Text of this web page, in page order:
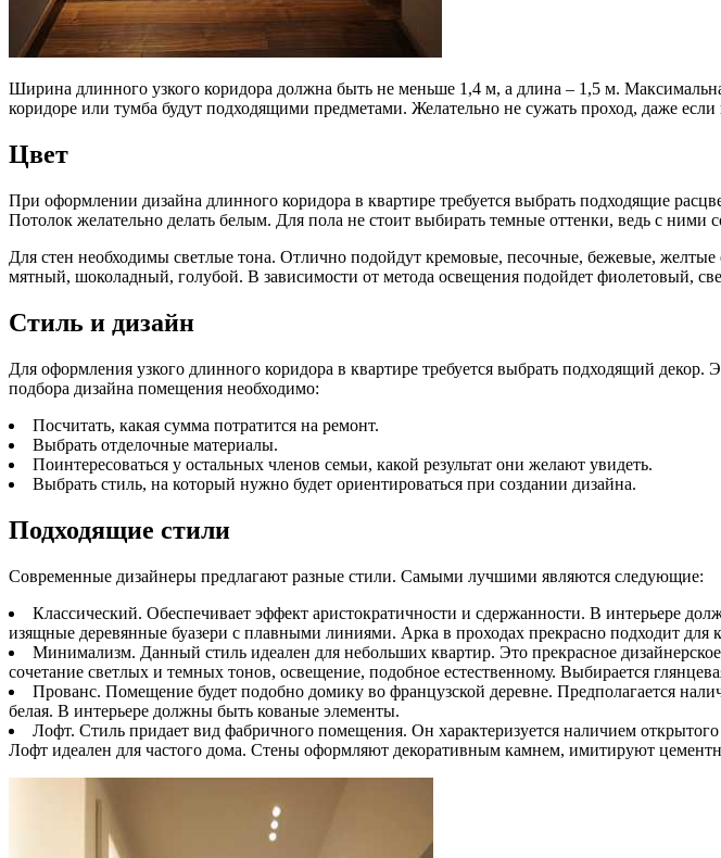
Ширина длинного узкого коридора должна быть не меньше 1,4 м, а длина – 1,5 м.
коридоре или тумба будут подходящими предметами. Желательно не сужать проход, даже если
Цвет
При оформлении дизайна длинного коридора в квартире требуется выбрать подходящие
Потолок желательно делать белым. Для пола не стоит выбирать темные оттенки, ведь с ними
Для стен необходимы светлые тона. Отлично подойдут кремовые, песочные, бежевые,
мятный, шоколадный, голубой. В зависимости от метода освещения подойдет фиолетовый,
Стиль и дизайн
Для оформления узкого длинного коридора в квартире требуется выбрать подходящий
подбора дизайна помещения необходимо:
Посчитать, какая сумма потратится на ремонт.
Выбрать отделочные материалы.
Поинтересоваться у остальных членов семьи, какой результат они желают увидеть.
Выбрать стиль, на который нужно будет ориентироваться при создании дизайна.
Подходящие стили
Современные дизайнеры предлагают разные стили. Самыми лучшими являются следующие:
Классический. Обеспечивает эффект аристократичности и сдержанности. В интерьере
изящные деревянные буазери с плавными линиями. Арка в проходах прекрасно подходит для
Минимализм. Данный стиль идеален для небольших квартир. Это прекрасное
сочетание светлых и темных тонов, освещение, подобное естественному. Выбирается
Прованс. Помещение будет подобно домику во французской деревне. Предполагается
белая. В интерьере должны быть кованые элементы.
Лофт. Стиль придает вид фабричного помещения. Он характеризуется наличием
Лофт идеален для частого дома. Стены оформляют декоративным камнем, имитируют